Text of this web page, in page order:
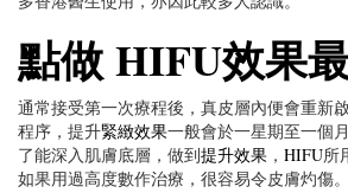
點做 HIFU效果
通常接受第一次療程後，真皮層內便會重新
程序，提升緊緻效果一般會於一星期至一個
了能深入肌膚底層，做到提升效果 ， HIFU所
如果用過高度數作治療，很容易令皮膚灼傷。